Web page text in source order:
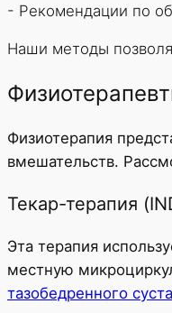
- Рекомендации по
Наши методы
Физиотерапия
вмешательств.
Текар-терапия
Эта терапия
местную
тазобедренного